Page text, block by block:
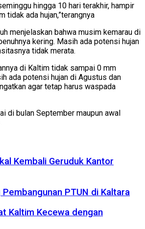
hingga 10 hari terakhir, hampir
tidak ada hujan,”terangnya
menjelaskan bahwa musim kemarau di
kering. Masih ada potensi hujan
tidak merata.
di Kaltim tidak sampai 0 mm
ada potensi hujan di Agustus dan
agar tetap harus waspada
di bulan September maupun awal
Kembali Geruduk Kantor
PTUN di Kaltara
Kaltim Kecewa dengan